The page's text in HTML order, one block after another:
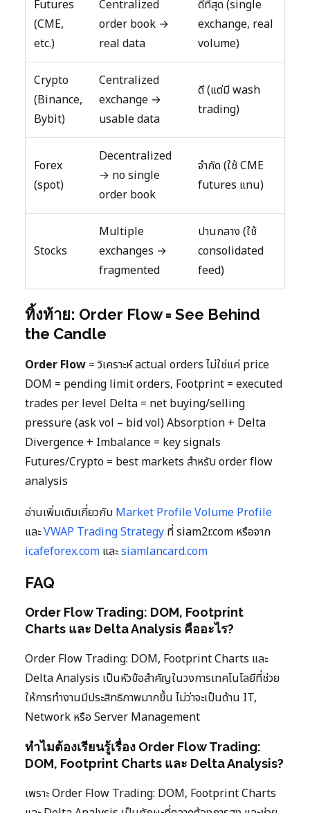
Futures
(CME,
etc.)
Centralized
order book →
real data
ดีที่สุด (single
exchange, real
volume)
Crypto
(Binance,
Bybit)
Centralized
exchange →
usable data
ดี (แต่มี wash
trading)
Forex
(spot)
Decentralized
→ no single
order book
จำกัด (ใช้ CME
futures แทน)
Stocks
Multiple
exchanges →
fragmented
ปานกลาง (ใช้
consolidated
feed)
ทิ้งท้าย: Order Flow = See Behind
the Candle
Order Flow = วิเคราะห์ actual orders ไม่ใช่แค่ price
DOM = pending limit orders, Footprint = executed
trades per level Delta = net buying/selling
pressure (ask vol – bid vol) Absorption + Delta
Divergence + Imbalance = key signals
Futures/Crypto = best markets สำหรับ order flow
analysis
อ่านเพิ่มเติมเกี่ยวกับ Market Profile Volume Profile
และVWAP Trading Strategy ที่ siam2r.com หรือจาก
icafeforex.com และsiamlancard.com
FAQ
Order Flow Trading: DOM, Footprint
Charts และ Delta Analysis คืออะไร?
Order Flow Trading: DOM, Footprint Charts และ
Delta Analysis เป็นหัวข้อสำคัญในวงการเทคโนโลยีที่ช่วย
ให้การทำงานมีประสิทธิภาพมากขึ้น ไม่ว่าจะเป็นด้าน IT,
Network หรือ Server Management
ทำไมต้องเรียนรู้เรื่อง Order Flow Trading:
DOM, Footprint Charts และ Delta Analysis?
เพราะ Order Flow Trading: DOM, Footprint Charts